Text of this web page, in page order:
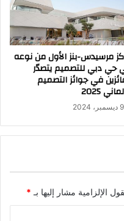
مرسيدس-بنز الأول من نوعه
حي دبي للتصميم يتصدّر
في جوائز التصميم
2025
9 ديسمبر، 2024
الإلزامية مشار إليها بـ *